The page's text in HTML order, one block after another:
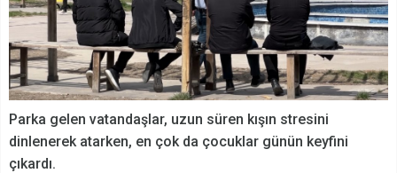
Parka gelen vatandaşlar, uzun süren kışın stresini
dinlenerek atarken, en çok da çocuklar günün keyfini
çıkardı.